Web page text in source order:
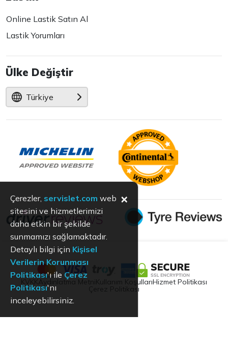
Online Lastik Satın Al
Lastik Yorumları
Ülke Değiştir
Türkiye
Aydınlatma Metni Kullanım KoşullarıHizmet Politikası
Çerez Politikası
Çerezler, servislet.com web
sitesini ve hizmetlerimizi
daha etkin bir şekilde
sunmamızı sağlamaktadır.
Detaylı bilgi için Kişisel
Verilerin Korunması
Politikası'ı ile Çerez
Politikası'nı
inceleyebilirsiniz.
×